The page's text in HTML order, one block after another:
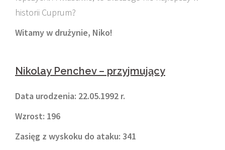
historii Cuprum?
Witamy w drużynie, Niko!
Nikolay Penchev – przyjmujący
Data urodzenia: 22.05.1992 r.
Wzrost: 196
Zasięg z wyskoku do ataku: 341